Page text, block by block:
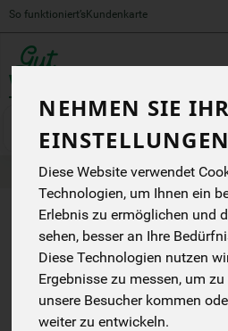
NEHMEN SIE
Diese Website verwendet
Technologien, um Ihnen ein
Erlebnis zu ermöglichen und
sehen, besser an Ihre
Diese Technologien nutzen
Ergebnisse zu messen, um
unsere Besucher kommen
weiter zu entwickeln.
So funktioniert’s Kundenkarte
Produkte Gemüse Salate &
PRODUKT
"SALAT
KOPFSALAT
GRÜN